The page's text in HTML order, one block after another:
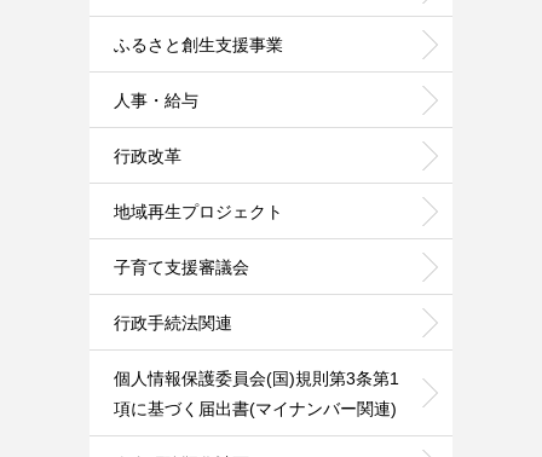
ふるさと創生支援事業
人事・給与
行政改革
地域再生プロジェクト
子育て支援審議会
行政手続法関連
個人情報保護委員会(国)規則第3条第1
項に基づく届出書(マイナンバー関連)